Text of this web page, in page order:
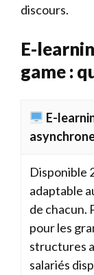
discours.
E-
game :
E-
Disponible
adaptable
de chacun.
pour les
structures
salariés